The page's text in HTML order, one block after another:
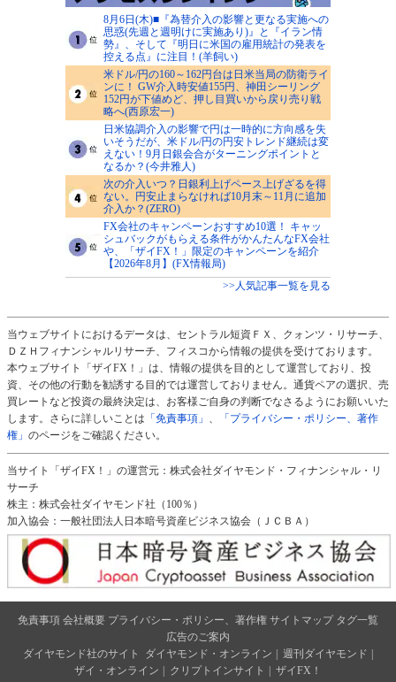
8月6日(木)■『為替介入の影響と更なる実施への
思惑(先週と週明けに実施あり)』と『イラン情
勢』、そして『明日に米国の雇用統計の発表を
控える点』に注目！(羊飼い)
米ドル/円の160～162円台は日米当局の防衛ライ
ンに！ GW介入時安値155円、神田シーリング
152円が下値めど、押し目買いから戻り売り戦
略へ(西原宏一)
日米協調介入の影響で円は一時的に方向感を失
いそうだが、米ドル/円の円安トレンド継続は変
えない！9月日銀会合がターニングポイントと
なるか？(今井雅人)
次の介入いつ？日銀利上げペース上げざるを得
ない。円安止まらなければ10月末～11月に追加
介入か？(ZERO)
FX会社のキャンペーンおすすめ10選！ キャッ
シュバックがもらえる条件がかんたんなFX会社
や、「ザイFX！」限定のキャンペーンを紹介
【2026年8月】(FX情報局)
>>人気記事一覧を見る
当ウェブサイトにおけるデータは、セントラル短資ＦＸ、クォンツ・リサーチ、
ＤＺＨフィナンシャルリサーチ、フィスコから情報の提供を受けております。
本ウェブサイト「ザイFX！」は、情報の提供を目的として運営しており、投
資、その他の行動を勧誘する目的では運営しておりません。通貨ペアの選択、売
買レートなど投資の最終決定は、お客様ご自身の判断でなさるようにお願いいた
します。さらに詳しいことは 「免責事項」
「プライバシー・ポリシー、著作
権」 のページをご確認ください。
当サイト「ザイFX！」の運営元：株式会社ダイヤモンド・フィナンシャル・リ
サーチ
株主：株式会社ダイヤモンド社（100％）
加入協会：一般社団法人日本暗号資産ビジネス協会（ＪＣＢＡ）
免責事項 会社概要 プライバシー・ポリシー、著作権 サイトマップ タグ一覧
広告のご案内
ダイヤモンド社のサイト
ダイヤモンド・オンライン 週刊ダイヤモンド
ザイ・オンライン
クリプトインサイト
ザイFX！